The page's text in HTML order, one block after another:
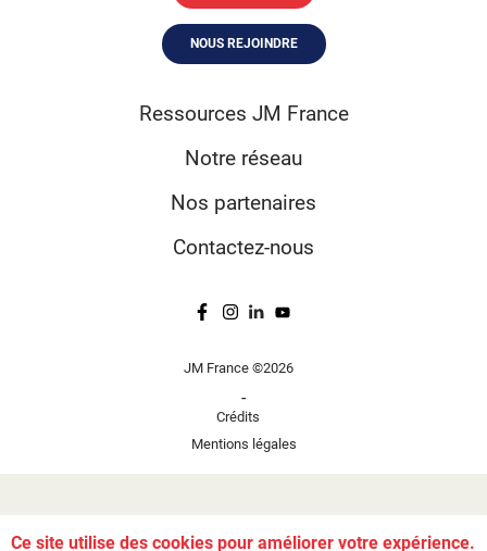
NOUS REJOINDRE
Ressources JM France
Notre réseau
Nos partenaires
Contactez-nous
JM France ©2026
-
Crédits
Mentions légales
Ce site utilise des cookies pour améliorer votre expérience.